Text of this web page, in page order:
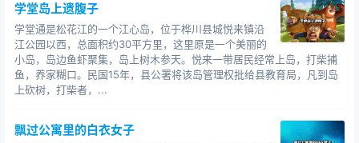
学堂岛上遗腹子
学堂通是松花江的一个江心岛，位于桦川县城悦来镇沿
江公园以西，总面积约30平方里，这里原是一个美丽的
小岛，岛边鱼虾聚集，岛上树木参天。悦来一带居民经常上岛，打柴捕
鱼，养家糊口。民国15年，县公署将该岛管理权批给县教育局，凡到岛
上砍树，打柴者，...
飘过公寓里的白衣女子